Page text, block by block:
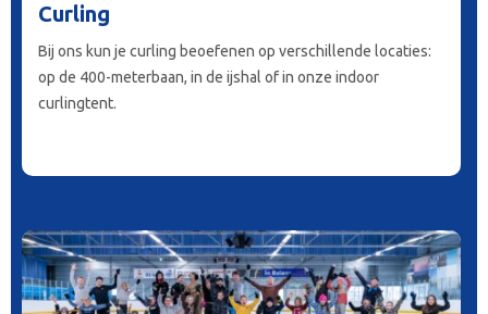
Curling
Bij ons kun je curling beoefenen op verschillende locaties:
op de 400-meterbaan, in de ijshal of in onze indoor
curlingtent.